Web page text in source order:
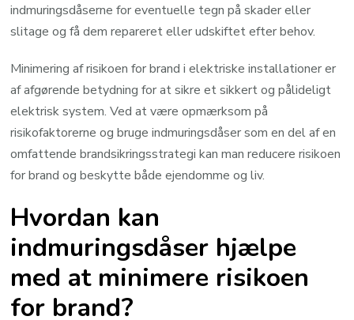
indmuringsdåserne for eventuelle tegn på skader eller
slitage og få dem repareret eller udskiftet efter behov.
Minimering af risikoen for brand i elektriske installationer er
af afgørende betydning for at sikre et sikkert og pålideligt
elektrisk system. Ved at være opmærksom på
risikofaktorerne og bruge indmuringsdåser som en del af en
omfattende brandsikringsstrategi kan man reducere risikoen
for brand og beskytte både ejendomme og liv.
Hvordan kan
indmuringsdåser hjælpe
med at minimere risikoen
for brand?